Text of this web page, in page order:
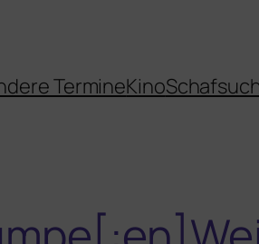
TermineKino